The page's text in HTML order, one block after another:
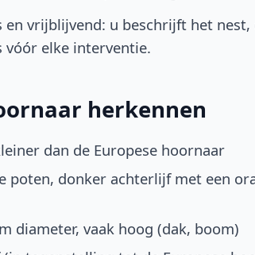
en vrijblijvend: u beschrijft het
elke interventie.
herkennen
dan de Europese hoornaar
poten, donker achterlijf met een
diameter, vaak hoog (dak, boom)